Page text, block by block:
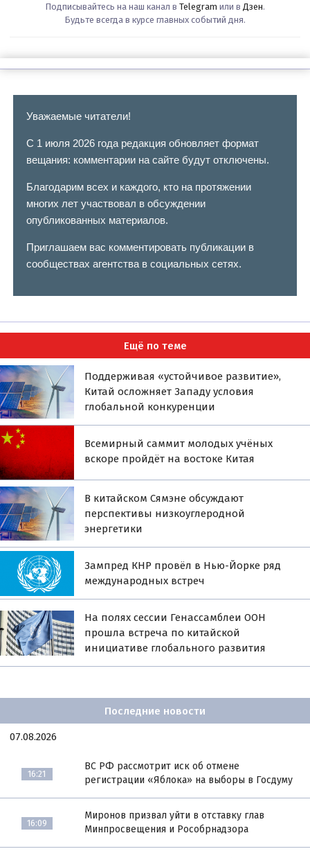
Подписывайтесь на наш канал в Telegram или в Дзен.
Будьте всегда в курсе главных событий дня.
Уважаемые читатели!
С 1 июля 2026 года редакция обновляет формат
вещания: комментарии на сайте будут отключены.
Благодарим всех и каждого, кто на протяжении
многих лет участвовал в обсуждении
опубликованных материалов.
Приглашаем вас комментировать публикации в
сообществах агентства в социальных сетях.
Ещё по теме
Поддерживая «устойчивое развитие»,
Китай осложняет Западу условия
глобальной конкуренции
Всемирный саммит молодых учёных
вскоре пройдёт на востоке Китая
В китайском Сямэне обсуждают
перспективы низкоуглеродной
энергетики
Зампред КНР провёл в Нью-Йорке ряд
международных встреч
На полях сессии Генассамблеи ООН
прошла встреча по китайской
инициативе глобального развития
Последние новости
07.08.2026
16:21
ВС РФ рассмотрит иск об отмене
регистрации «Яблока» на выборы в Госдуму
16:09
Миронов призвал уйти в отставку глав
Минпросвещения и Рособрнадзора